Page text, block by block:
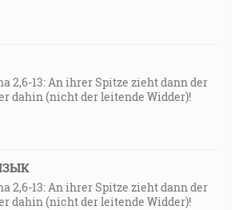
2,6-13: An ihrer Spitze zieht dann der
dahin (nicht der leitende Widder)!
2,6-13: An ihrer Spitze zieht dann der
dahin (nicht der leitende Widder)!